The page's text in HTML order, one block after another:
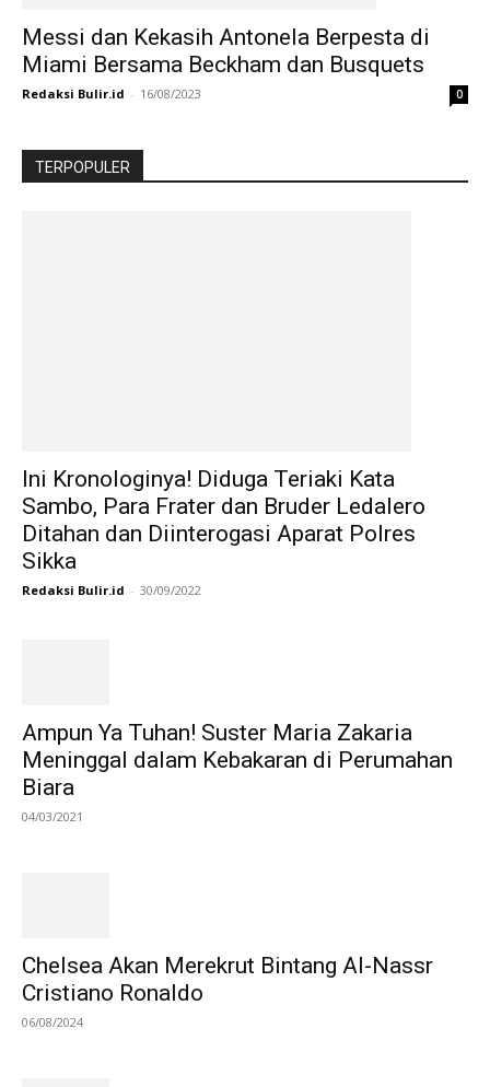
Messi dan Kekasih Antonela Berpesta di
Miami Bersama Beckham dan Busquets
Redaksi Bulir.id - 16/08/2023 0
TERPOPULER
Ini Kronologinya! Diduga Teriaki Kata
Sambo, Para Frater dan Bruder Ledalero
Ditahan dan Diinterogasi Aparat Polres
Sikka
Redaksi Bulir.id - 30/09/2022
Ampun Ya Tuhan! Suster Maria Zakaria
Meninggal dalam Kebakaran di Perumahan
Biara
04/03/2021
Chelsea Akan Merekrut Bintang Al-Nassr
Cristiano Ronaldo
06/08/2024